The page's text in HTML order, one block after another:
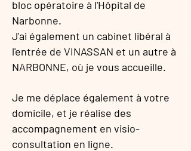
bloc opératoire à l'Hôpital de
Narbonne.
J'ai également un cabinet libéral à
l'entrée de VINASSAN et un autre à
NARBONNE, où je vous accueille.
Je me déplace également à votre
domicile, et je réalise des
accompagnement en visio-
consultation en ligne.